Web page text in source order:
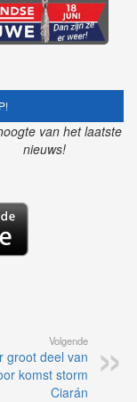
van het laatste
nieuws!
Volgende
groot deel van
komst storm
Ciarán